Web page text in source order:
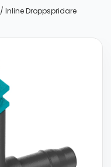
/ Inline Droppspridare